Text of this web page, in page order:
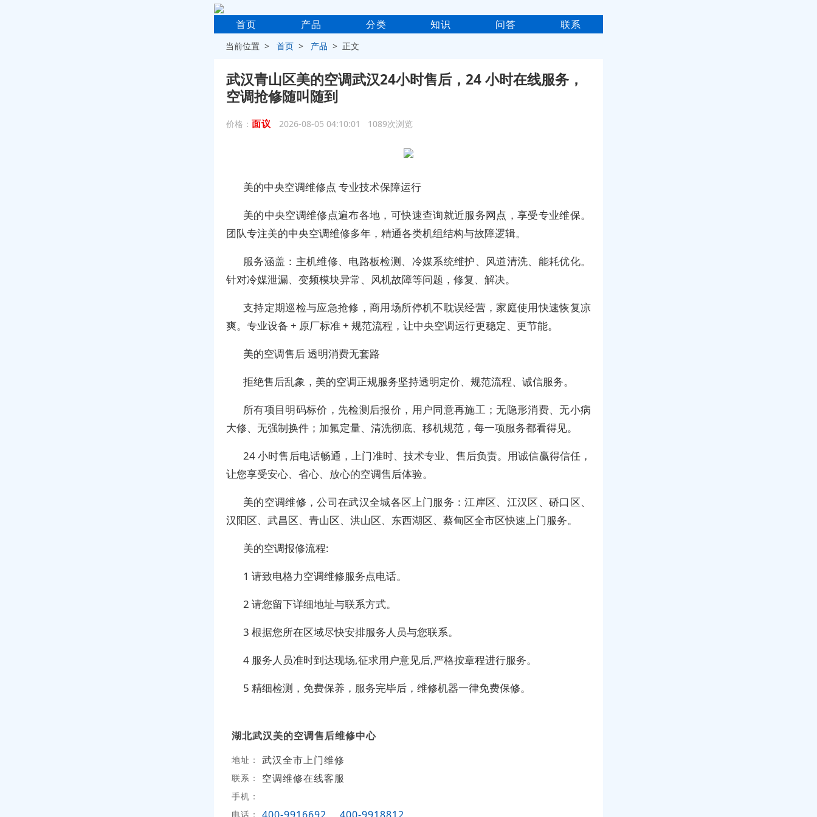
首页 产品 分类 知识 问答 联系
当前位置 >首页 > 产品 > 正文
武汉青山区美的空调武汉24小时售后，24 小时在线服务，
空调抢修随叫随到
价格： 面议 2026-08-05 04:10:01 1089次浏览
美的中央空调维修点 专业技术保障运行
美的中央空调维修点遍布各地，可快速查询就近服务网点，享受专业维保。
团队专注美的中央空调维修多年，精通各类机组结构与故障逻辑。
服务涵盖：主机维修、电路板检测、冷媒系统维护、风道清洗、能耗优化。
针对冷媒泄漏、变频模块异常、风机故障等问题，修复、解决。
支持定期巡检与应急抢修，商用场所停机不耽误经营，家庭使用快速恢复凉
爽。专业设备 + 原厂标准 + 规范流程，让中央空调运行更稳定、更节能。
美的空调售后 透明消费无套路
拒绝售后乱象，美的空调正规服务坚持透明定价、规范流程、诚信服务。
所有项目明码标价，先检测后报价，用户同意再施工；无隐形消费、无小病
大修、无强制换件；加氟定量、清洗彻底、移机规范，每一项服务都看得见。
24 小时售后电话畅通，上门准时、技术专业、售后负责。用诚信赢得信任，
让您享受安心、省心、放心的空调售后体验。
美的空调维修，公司在武汉全城各区上门服务：江岸区、江汉区、硚口区、
汉阳区、武昌区、青山区、洪山区、东西湖区、蔡甸区全市区快速上门服务。
美的空调报修流程:
1 请致电格力空调维修服务点电话。
2 请您留下详细地址与联系方式。
3 根据您所在区域尽快安排服务人员与您联系。
4 服务人员准时到达现场,征求用户意见后,严格按章程进行服务。
5 精细检测，免费保养，服务完毕后，维修机器一律免费保修。
湖北武汉美的空调售后维修中心
地址： 武汉全市上门维修
联系： 空调维修在线客服
手机：
电话：